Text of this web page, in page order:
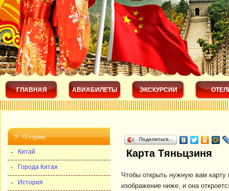
Поделиться…
Карта Тяньцзиня
Чтобы открыть нужную вам карту
изображение ниже, и она
О стране
Китай
Города Китая
История
ГЛАВНАЯ АВИАБИЛЕТЫ ЭКСКУРСИИ